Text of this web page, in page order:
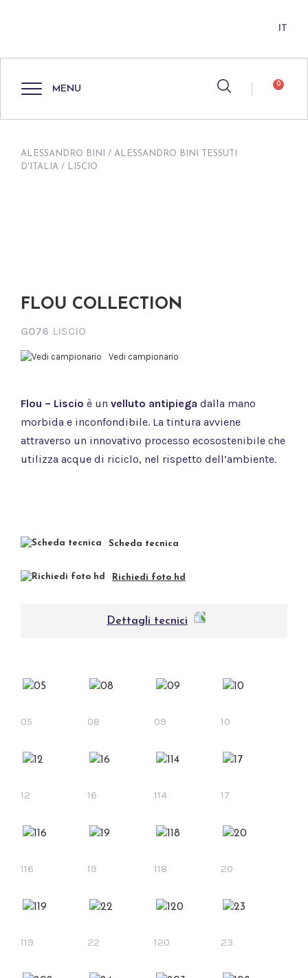
IT
MENU 0
ALESSANDRO BINI / ALESSANDRO BINI TESSUTI
D'ITALIA / LISCIO
FLOU COLLECTION
G076 LISCIO
Vedi campionario
Flou – Liscio è un velluto antipiega dalla mano
morbida e inconfondibile. La tintura avviene
attraverso un innovativo processo ecosostenibile che
utilizza acque di riciclo, nel rispetto dell’ambiente.
Scheda tecnica
Richiedi foto hd
Dettagli tecnici
05 08 09 10
12 16 114 17
116 19 118 20
119 22 120 23